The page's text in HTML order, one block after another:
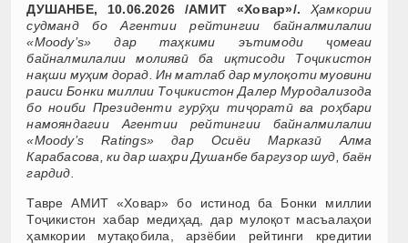
ДУШАНБЕ, 10.06.2026 /АМИТ «Ховар»/.
Ҳамкории
судманд бо Агентии рейтингии байналмилалии
«Moody’s» дар таҳкими эътимоди ҷомеаи
байналмилалии молиявӣ ба иқтисоди Тоҷикистон
нақши муҳим дорад. Ин матлаб дар мулоқоти муовини
раиси Бонки миллии Тоҷикистон Далер Муродализода
бо ноиби Президенти гурӯҳи тиҷоратӣ ва роҳбари
намояндагии Агентии рейтингии байналмилалии
«Moody’s Ratings» дар Осиёи Марказӣ Алма
Карабасова, ки дар шаҳри Душанбе баргузор шуд, баён
гардид.
Тавре АМИТ «Ховар» бо истинод ба Бонки миллии
Тоҷикистон хабар медиҳад, дар мулоқот масъалаҳои
ҳамкории мутақобила, арзёбии рейтинги кредитии